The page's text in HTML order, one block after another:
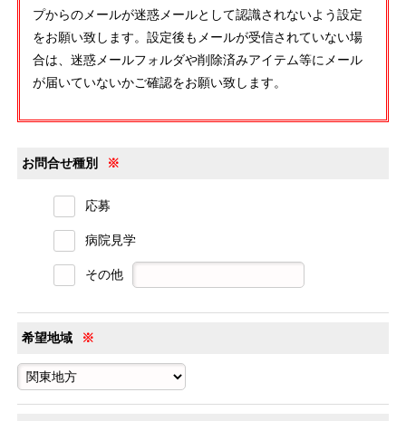
プからのメールが迷惑メールとして認識されないよう設定
をお願い致します。設定後もメールが受信されていない場
合は、迷惑メールフォルダや削除済みアイテム等にメール
が届いていないかご確認をお願い致します。
お問合せ種別 ※
応募
病院見学
その他
希望地域 ※